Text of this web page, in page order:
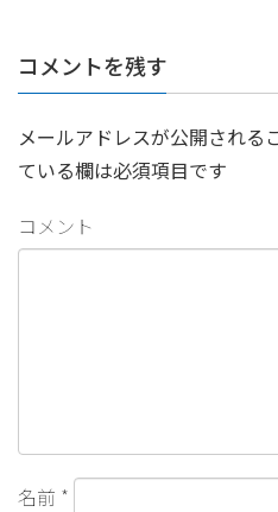
コメントを残す
メールアドレスが公開される
ている欄は必須項目です
コメント
名前 *